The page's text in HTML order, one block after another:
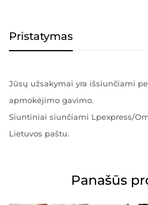
Pristatymas
Jūsų užsakymai yra išsiunčiami
apmokėjimo gavimo.
Siuntiniai siunčiami Lpexpress/
Lietuvos paštu.
Panašūs